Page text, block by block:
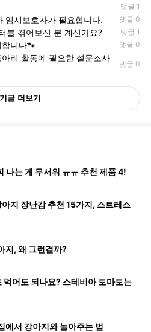
댓글 1
임시보호자가 필요합니다. 댓글 0
블 겪어보신 분 계신가요? 댓글 1
니다🐾 댓글 0
리 활동에 필요한 설문조사
댓글 0
글 더보기
나는 게 무서워 ㅠㅠ 추천 제품 4!
지 장난감 추천 15가지, 스트레스
지, 왜 그런걸까?
먹어도 되나요? 스테비아 토마토는
에서 강아지와 놀아주는 법